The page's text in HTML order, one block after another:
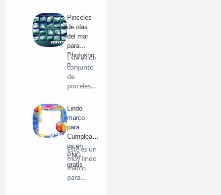
e re…
Pinceles
de olas
del mar
para
Photosho
p
Este es un
conjunto
de
pinceles
diferen…
Lindo
marco
para
Cumpleañ
os en
PNG
gratis
Este es un
muy lindo
marco
para